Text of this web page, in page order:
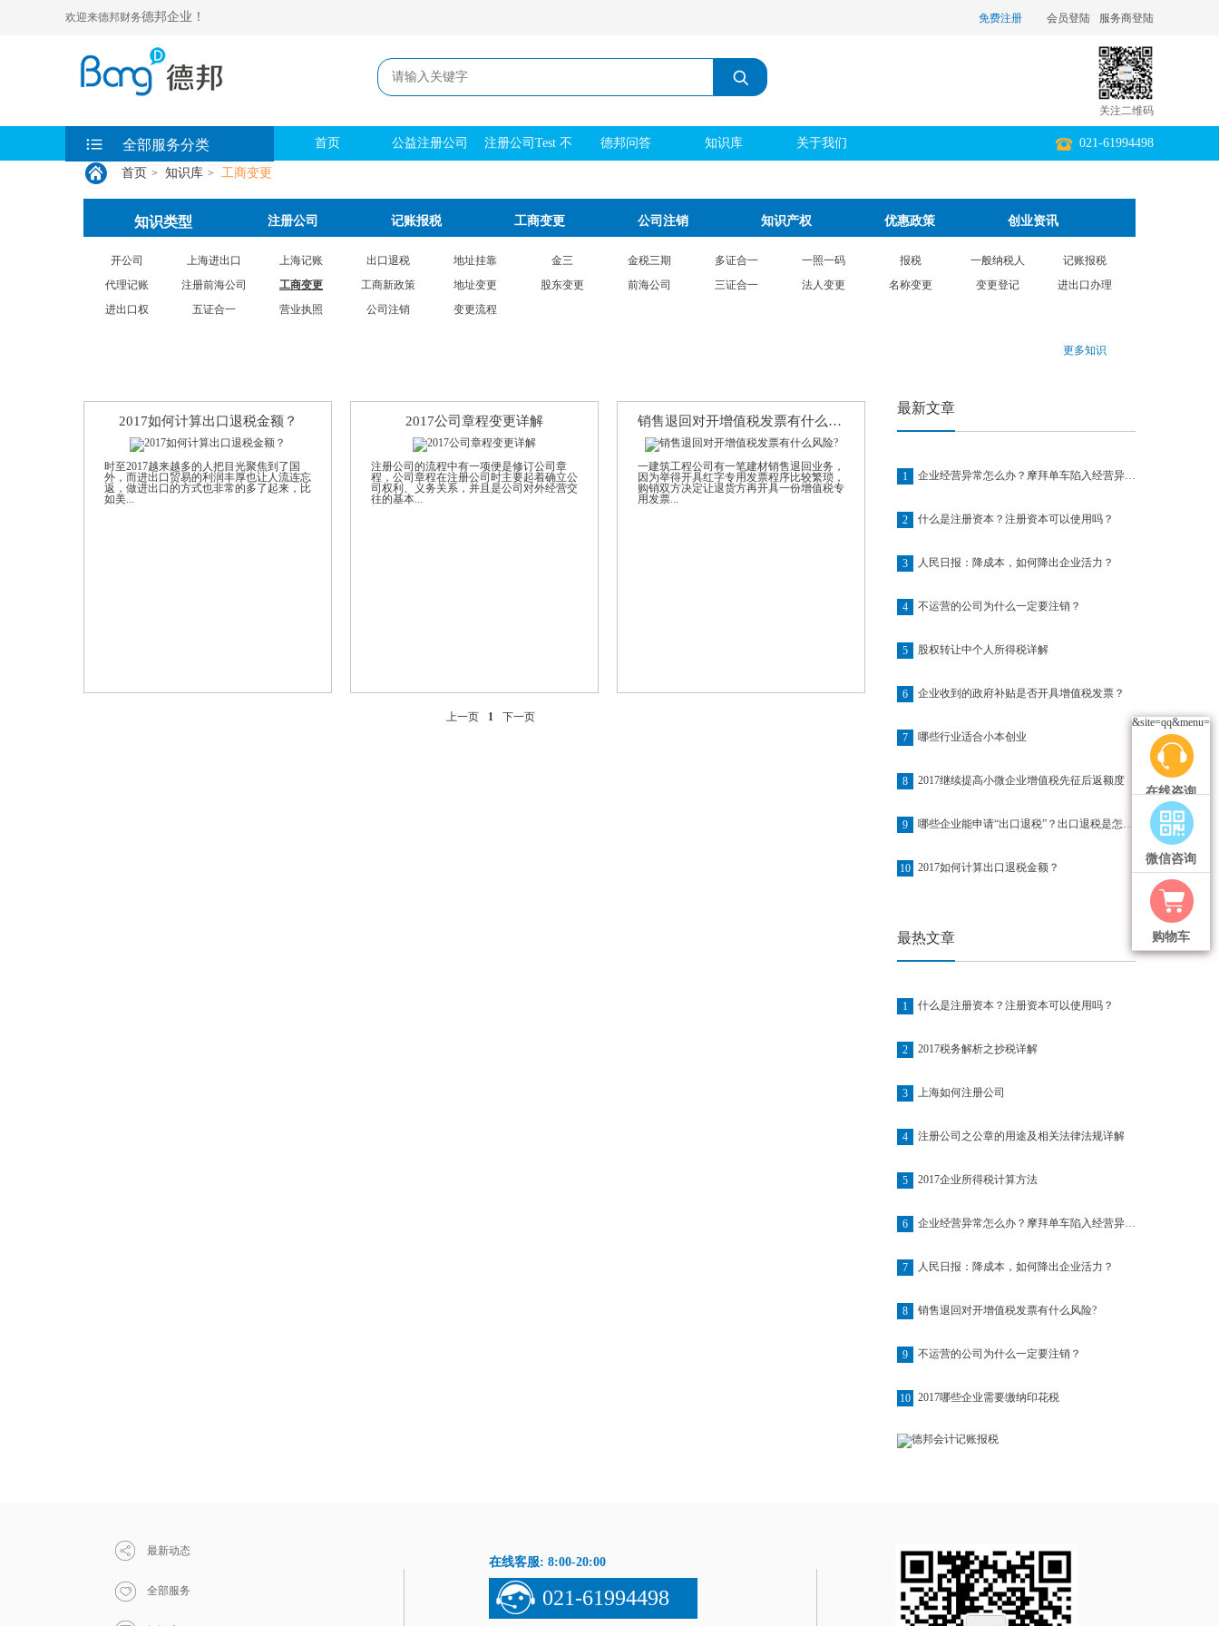
欢迎来德邦财务德邦企业！ 免费注册 会员登陆 服务商登陆
关注二维码
全部服务分类 首页 公益注册公司 注册公司Test 不 德邦问答 知识库 关于我们 021-61994498
在线咨询
微信咨询
购物车
首页 > 知识库 > 工商变更
知识类型 注册公司 记账报税 工商变更 公司注销 知识产权 优惠政策 创业资讯
开公司 上海进出口 上海记账 出口退税 地址挂靠 金三 金税三期 多证合一 一照一码 报税 一般纳税人
记账报税
代理记账
注册前海公司 工商变更 工商新政策 地址变更 股东变更 前海公司 三证合一 法人变更 名称变更 变更登记
进出口办理
进出口权
五证合一 营业执照 公司注销 变更流程
更多知识
2017如何计算出口退税金额？
时至2017越来越多的人把目光聚焦到了国
外，而进出口贸易的利润丰厚也让人流连忘
返，做进出口的方式也非常的多了起来，比
如美...
2017公司章程变更详解
注册公司的流程中有一项便是修订公司章
程，公司章程在注册公司时主要起着确立公
司权利、义务关系，并且是公司对外经营交
往的基本...
销售退回对开增值税发票有什么风险?
一建筑工程公司有一笔建材销售退回业务，
因为举得开具红字专用发票程序比较繁琐，
购销双方决定让退货方再开具一份增值税专
用发票...
上一页 1 下一页
最新文章
1 企业经营异常怎么办？摩拜单车陷入经营异常名单
2 什么是注册资本？注册资本可以使用吗？
3 人民日报：降成本，如何降出企业活力？
4 不运营的公司为什么一定要注销？
5 股权转让中个人所得税详解
6 企业收到的政府补贴是否开具增值税发票？
7 哪些行业适合小本创业
8 2017继续提高小微企业增值税先征后返额度
9 哪些企业能申请“出口退税”？出口退税是怎么退的？
10 2017如何计算出口退税金额？
最热文章
1 什么是注册资本？注册资本可以使用吗？
2 2017税务解析之抄税详解
3 上海如何注册公司
4 注册公司之公章的用途及相关法律法规详解
5 2017企业所得税计算方法
6 企业经营异常怎么办？摩拜单车陷入经营异常名单
7 人民日报：降成本，如何降出企业活力？
8 销售退回对开增值税发票有什么风险?
9 不运营的公司为什么一定要注销？
10 2017哪些企业需要缴纳印花税
最新动态
全部服务
在线客服: 8:00-20:00
021-61994498